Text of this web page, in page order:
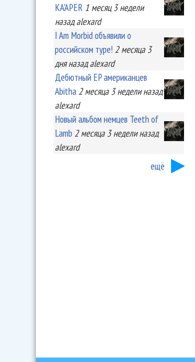
KA'APER 1 месяц 3 недели
назад alexard
I Am Morbid объявили о
российском туре! 2 месяца 3
дняназад alexard
Дебютный EP американцев
Abitha 2 месяца 3 неделиназад
alexard
Новый альбом немцев Teeth of
Lamb 2 месяца 3 неделиназад
alexard
ещё